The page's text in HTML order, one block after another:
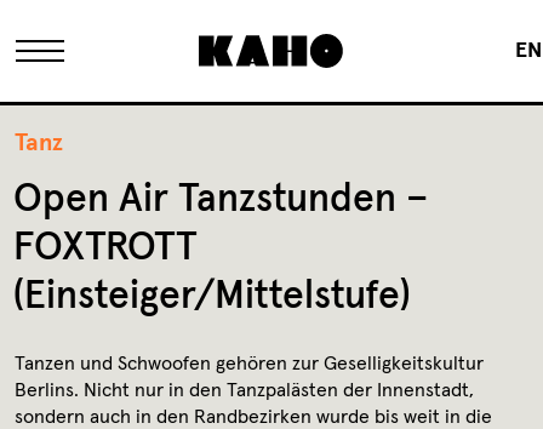
EN
Das KAHO
Historie
Eigentümer
Sanierung
Tanz
Open Air Tanzstunden –
FOXTROTT
(Einsteiger/Mittelstufe)
Tanzen und Schwoofen gehören zur Geselligkeitskultur
Berlins. Nicht nur in den Tanzpalästen der Innenstadt,
sondern auch in den Randbezirken wurde bis weit in die